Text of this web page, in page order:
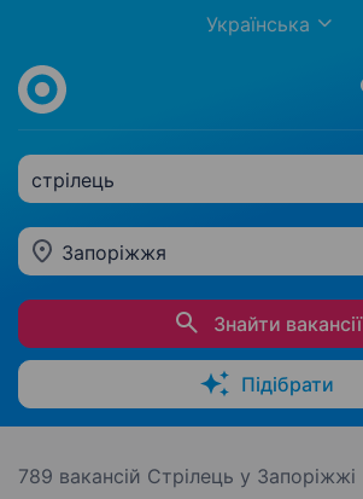
Українська
стрілець
Запоріжжя
Знайти вакансії
Підібрати
789 вакансій Стрілець у Запоріжжі